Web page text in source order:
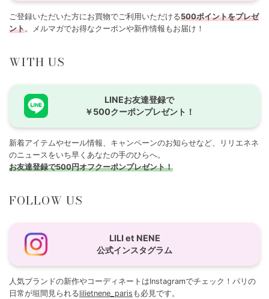
ご登録いただいた方にお買物でご利用いただける500ポイントをプレゼ
ント。メルマガでお得なクーポンや新作情報もお届け！
WITH US
LINEお友達登録で
￥500クーポンプレゼント！
新着アイテムやセール情報、キャンペーンのお知らせなど、リリエネネ
のニュースをいち早くあなたの手のひらへ。
お友達登録で500円オフクーポンプレゼント！
FOLLOW US
LILI et NENE
公式インスタグラム
人気ブランドの新作やコーディネートはInstagramでチェック！パリの
日常が垣間見られるlilietnene_paris も必見です。